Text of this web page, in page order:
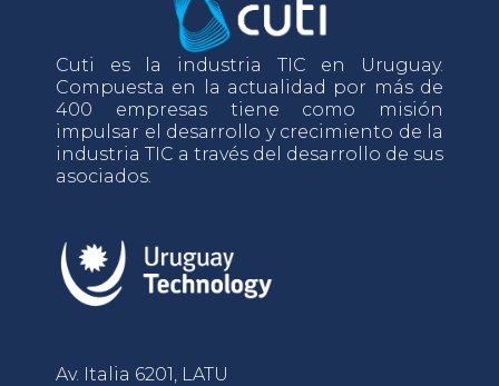
Cuti es la industria TIC en Uruguay.
Compuesta en la actualidad por más de
400 empresas tiene como misión
impulsar el desarrollo y crecimiento de la
industria TIC a través del desarrollo de sus
asociados.
Av. Italia 6201, LATU